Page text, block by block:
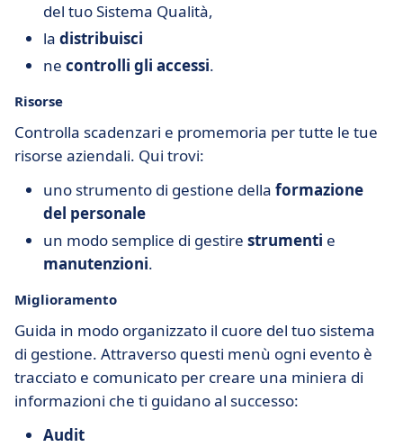
del tuo Sistema Qualità,
la distribuisci
ne controlli gli accessi.
Risorse
Controlla scadenzari e promemoria per tutte le tue
risorse aziendali. Qui trovi:
uno strumento di gestione della formazione
del personale
un modo semplice di gestire strumenti e
manutenzioni.
Miglioramento
Guida in modo organizzato il cuore del tuo sistema
di gestione. Attraverso questi menù ogni evento è
tracciato e comunicato per creare una miniera di
informazioni che ti guidano al successo:
Audit